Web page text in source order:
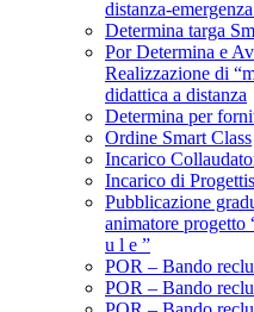
distanza-
Determina targa
Por Determina e
Realizzazione di
didattica a distanza
Determina per
Ordine Smart Class
Incarico
Incarico di
Pubblicazione
animatore progetto
u l e ”
POR – Bando
POR – Bando